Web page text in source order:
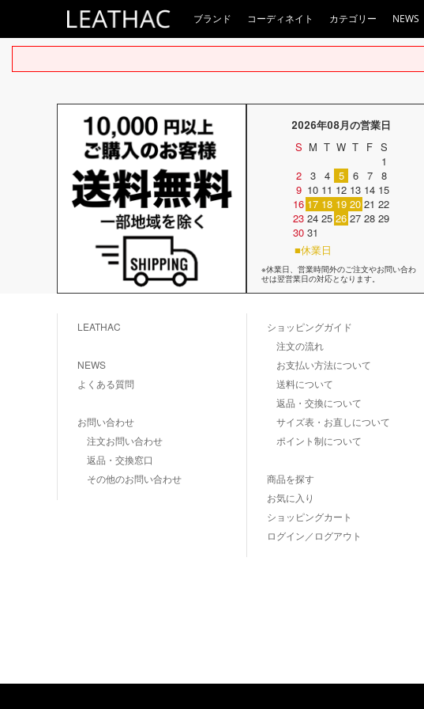
ブランド コーディネイト カテゴリー NEWS
2026年08月の営業日
S M T W T F S
1
2
3 4 5 6 7
8
9 10 11 12 13 14 15
16 17 18 19 20 21 22
23 24 25 26 27 28 29
30 31
■休業日
※休業日、営業時間外のご注文やお問い合わ
せは翌営業日の対応となります。
LEATHAC
NEWS
よくある質問
お問い合わせ
注文お問い合わせ
返品・交換窓口
その他のお問い合わせ
ショッピングガイド
注文の流れ
お支払い方法について
送料について
返品・交換について
サイズ表・お直しについて
ポイント制について
商品を探す
お気に入り
ショッピングカート
ログイン／ログアウト